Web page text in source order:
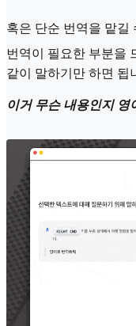
혹은 단순 번역을 맡길
번역이 필요한 부분을
같이 말하기만 하면 됩
이거 무슨 내용인지 영